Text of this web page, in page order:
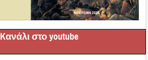
Kανάλι στο youtube